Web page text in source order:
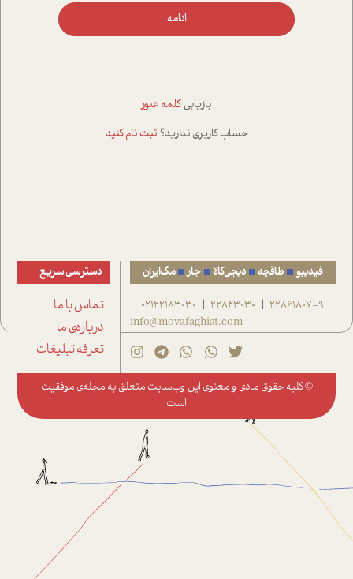
ادامه
بازیابی کلمه عبور
حساب کاربری ندارید؟ ثبت نام کنید
فیدیبو طاقچه دیجی‌کالا جار مگ‌ایران
22861807-9
|
22843030
|
02122183030
info@movafaghiat.com
دسترسی سریع
تماس با ما
درباره‌ی ما
تعرفه تبلیغات
© کلیه حقوق مادی و معنوی این وب‌سایت متعلق به مجله‌ی موفقیت
است